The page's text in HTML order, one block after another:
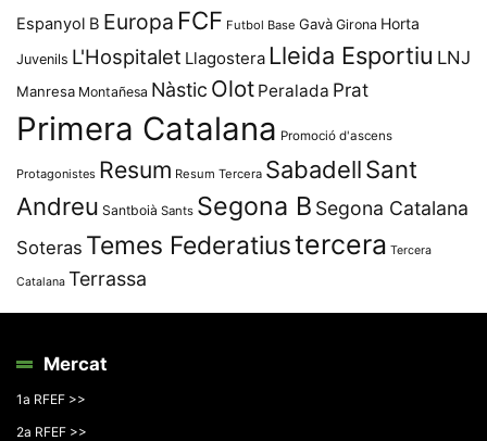
Espanyol B Europa FCF Futbol Base Gavà Girona Horta
Juvenils L'Hospitalet Llagostera Lleida Esportiu LNJ
Manresa Montañesa Nàstic Olot Peralada Prat
Primera Catalana Promoció d'ascens
Protagonistes Resum Resum Tercera SabadellSant
Andreu Santboià Sants Segona B Segona Catalana
Soteras Temes Federatiustercera Tercera
Catalana Terrassa
Mercat
1a RFEF >>
2a RFEF >>